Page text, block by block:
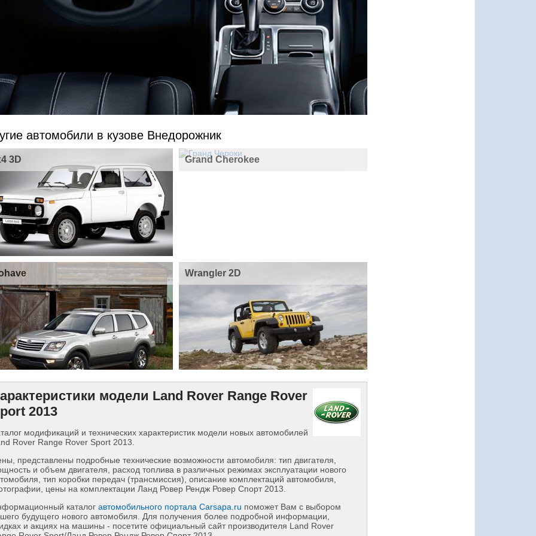
автомобили в кузове Внедорожник
3D Grand Cherokee
Wrangler 2D
модели Land Rover Range Rover
2013
модификаций и технических характеристик модели новых автомобилей
Rover Range Rover Sport 2013.
представлены подробные технические возможности автомобиля: тип двигателя,
и объем двигателя, расход топлива в различных режимах эксплуатации нового
тип коробки передач (трансмиссия), описание комплектаций автомобиля,
цены на комплектации Ланд Ровер Рендж Ровер Спорт 2013.
каталог автомобильного портала Carsapa.ru поможет Вам с выбором
будущего нового автомобиля. Для получения более подробной информации,
и акциях на машины - посетите официальный сайт производителя Land Rover